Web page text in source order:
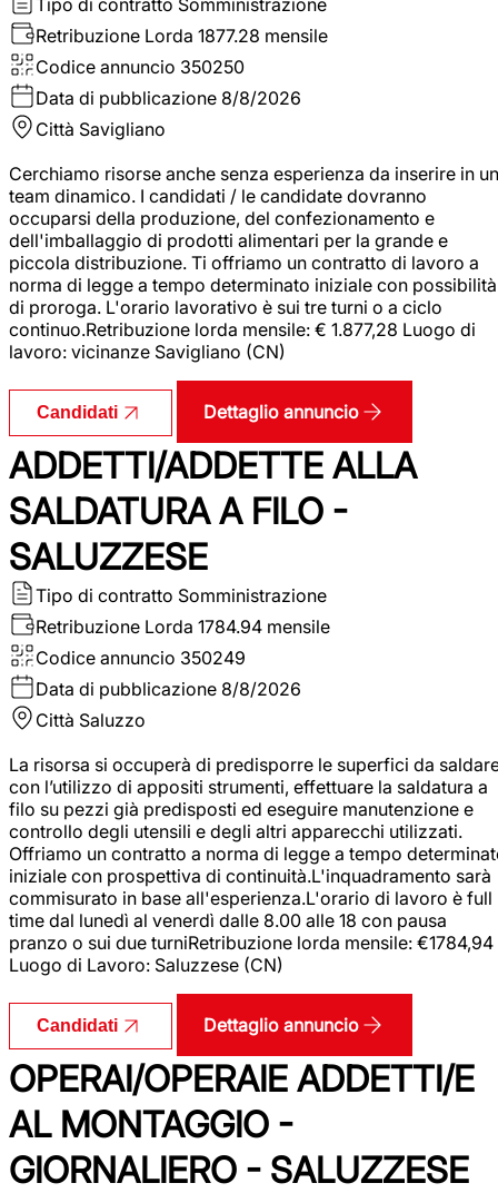
Retribuzione Lorda 1877.28 mensile
Codice annuncio 350250
Data di pubblicazione 8/8/2026
Città Savigliano
Cerchiamo risorse anche senza esperienza da inserire in un
team dinamico. I candidati / le candidate dovranno
occuparsi della produzione, del confezionamento e
dell'imballaggio di prodotti alimentari per la grande e
piccola distribuzione. Ti offriamo un contratto di lavoro a
norma di legge a tempo determinato iniziale con possibilità
di proroga. L'orario lavorativo è sui tre turni o a ciclo
continuo.Retribuzione lorda mensile: € 1.877,28 Luogo di
lavoro: vicinanze Savigliano (CN)
Candidati Dettaglio annuncio
ADDETTI/ADDETTE ALLA
SALDATURA A FILO -
SALUZZESE
Tipo di contratto Somministrazione
Retribuzione Lorda 1784.94 mensile
Codice annuncio 350249
Data di pubblicazione 8/8/2026
Città Saluzzo
La risorsa si occuperà di predisporre le superfici da
con l’utilizzo di appositi strumenti, effettuare la saldatura a
filo su pezzi già predisposti ed eseguire manutenzione e
controllo degli utensili e degli altri apparecchi utilizzati.
Offriamo un contratto a norma di legge a tempo
iniziale con prospettiva di continuità.L'inquadramento sarà
commisurato in base all'esperienza.L'orario di lavoro è full
time dal lunedì al venerdì dalle 8.00 alle 18 con pausa
pranzo o sui due turniRetribuzione lorda mensile: €1784,94
Luogo di Lavoro: Saluzzese (CN)
Candidati Dettaglio annuncio
OPERAI/OPERAIE ADDETTI/E
AL MONTAGGIO -
GIORNALIERO - SALUZZESE